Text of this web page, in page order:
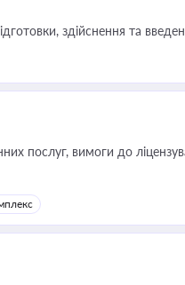
здійснення та
послуг, вимоги до